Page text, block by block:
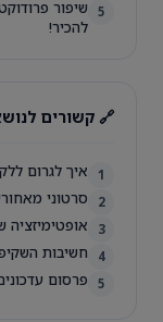
5
להכיר!
🔗 קשורים
1 איך לגרום
2 סרטוני
3 אופטימיזציה
4 חשיבות
5 פרסום